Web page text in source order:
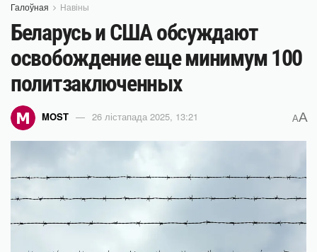
Галоўная Навіны
Беларусь и США обсуждают
освобождение еще минимум 100
политзаключенных
MOST 26 лістапада 2025, 13:21 AA